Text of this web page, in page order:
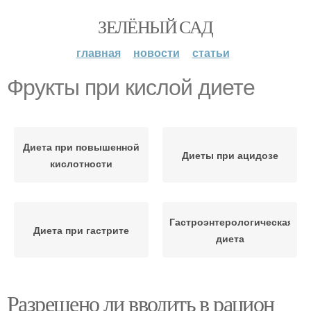
ЗЕЛЁНЫЙ САД
главная новости статьи
Фрукты при кислой диете
Диета при повышенной
кислотности
Диеты при ацидозе
Диета при гастрите
Гастроэнтерологическая
диета
Разрешено ли вводить в рацион